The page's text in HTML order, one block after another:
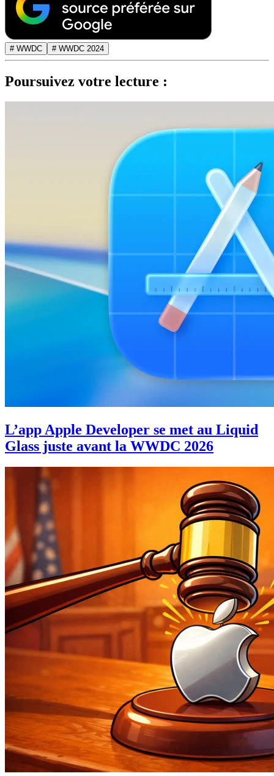
# WWDC # WWDC 2024
Poursuivez votre lecture :
L’app Apple Developer se met au Liquid
Glass juste avant la WWDC 2026